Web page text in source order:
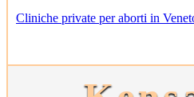
Cliniche private per aborti in